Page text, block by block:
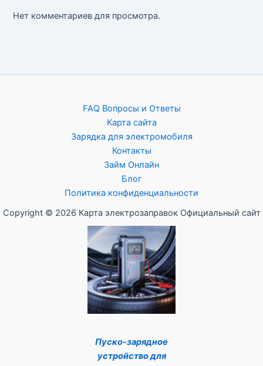
Нет комментариев для просмотра.
FAQ Вопросы и Ответы
Карта сайта
Зарядка для электромобиля
Контакты
Займ Онлайн
Блог
Политика конфиденциальности
Copyright © 2026 Карта электрозаправок Официальный сайт
Пуско-зарядное
устройство для